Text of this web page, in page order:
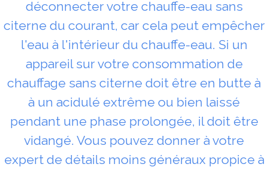
déconnecter votre chauffe-eau sans
citerne du courant, car cela peut empêcher
l'eau à l'intérieur du chauffe-eau. Si un
appareil sur votre consommation de
chauffage sans citerne doit être en butte à
à un acidulé extrême ou bien laissé
pendant une phase prolongée, il doit être
vidangé. Vous pouvez donner à votre
expert de détails moins généraux propice à